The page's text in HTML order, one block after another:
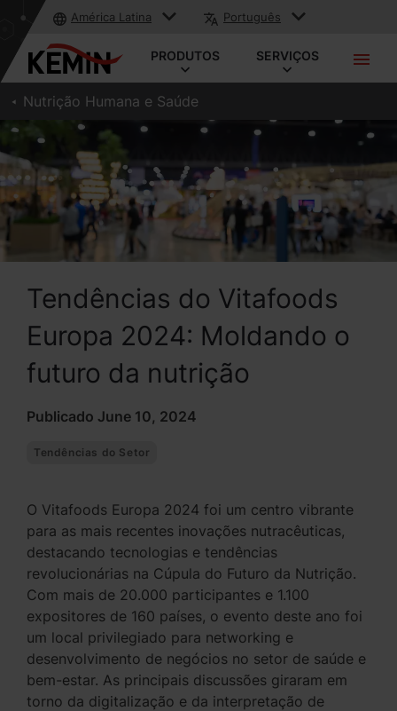
América Latina Português
PRODUTOS SERVIÇOS
Nutrição Humana e Saúde
Tendências do Vitafoods
Europa 2024: Moldando o
futuro da nutrição
Publicado June 10, 2024
Tendências do Setor
O Vitafoods Europa 2024 foi um centro vibrante
para as mais recentes inovações nutracêuticas,
destacando tecnologias e tendências
revolucionárias na Cúpula do Futuro da Nutrição.
Com mais de 20.000 participantes e 1.100
expositores de 160 países, o evento deste ano foi
um local privilegiado para networking e
desenvolvimento de negócios no setor de saúde e
bem-estar. As principais discussões giraram em
torno da digitalização e da interpretação de